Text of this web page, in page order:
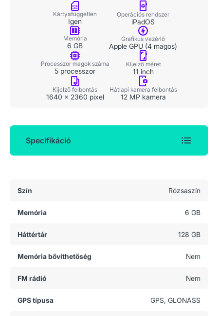
Kártyafüggetlen
Igen
Operációs rendszer
iPadOS
Memória
6 GB
Grafikus vezérlő
Apple GPU (4 magos)
Processzor magok száma
5 processzor
Kijelző méret
11 inch
Kijelző felbontás
1640 x 2360 pixel
Hátlapi kamera felbontás
12 MP kamera
Specifikáció
Szín Rózsaszín
Memória 6 GB
Háttértár 128 GB
Memória bővíthetőség Nem
FM rádió Nem
GPS típusa GPS, GLONASS